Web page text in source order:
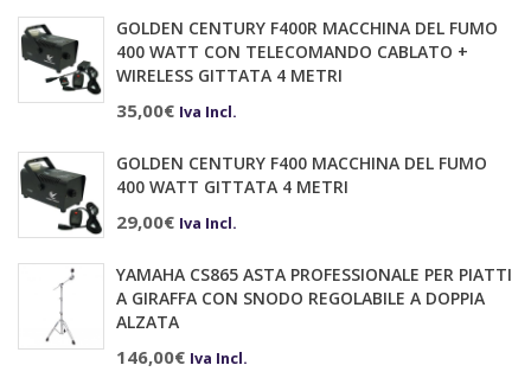
GOLDEN CENTURY F400R MACCHINA DEL FUMO
400 WATT CON TELECOMANDO CABLATO +
WIRELESS GITTATA 4 METRI
35,00€ Iva Incl.
GOLDEN CENTURY F400 MACCHINA DEL FUMO
400 WATT GITTATA 4 METRI
29,00€ Iva Incl.
YAMAHA CS865 ASTA PROFESSIONALE PER PIATTI
A GIRAFFA CON SNODO REGOLABILE A DOPPIA
ALZATA
146,00€ Iva Incl.